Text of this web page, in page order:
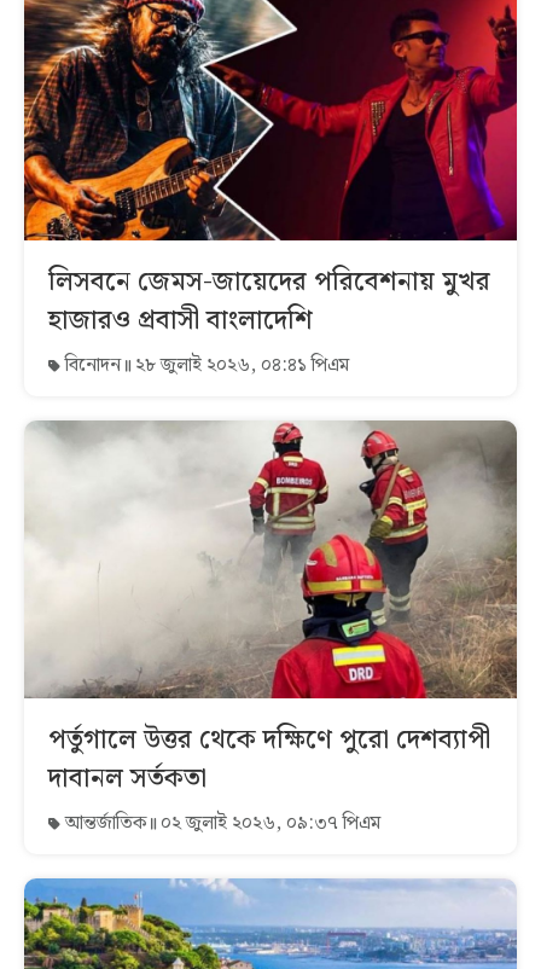
লিসবনে জেমস-জায়েদের পরিবেশনায় মুখর
হাজারও প্রবাসী বাংলাদেশি
বিনোদন ২৮ জুলাই ২০২৬, ০৪:৪১ পিএম
পর্তুগালে উত্তর থেকে দক্ষিণে পুরো দেশব্যাপী
দাবানল সর্তকতা
আন্তর্জাতিক ০২ জুলাই ২০২৬, ০৯:৩৭ পিএম